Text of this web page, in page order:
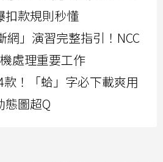
扣款規則秒懂
網」演習完整指引！NCC
處理重要工作
款！「蛤」字必下載爽用
態圖超Q